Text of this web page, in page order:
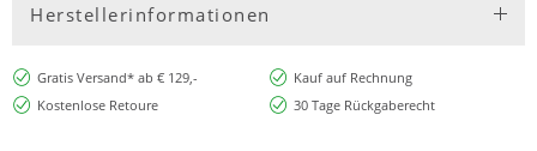
Herstellerinformationen
Gratis Versand* ab € 129,-
Kauf auf Rechnung
Kostenlose Retoure
30 Tage Rückgaberecht